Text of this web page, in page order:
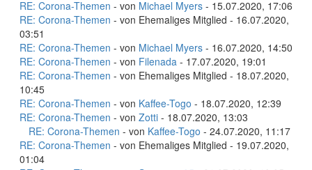
RE: Corona-Themen - von Michael Myers - 15.07.2020, 17:06
RE: Corona-Themen - von Ehemaliges Mitglied - 16.07.2020,
03:51
RE: Corona-Themen - von Michael Myers - 16.07.2020, 14:50
RE: Corona-Themen - von Filenada - 17.07.2020, 19:01
RE: Corona-Themen - von Ehemaliges Mitglied - 18.07.2020,
10:45
RE: Corona-Themen - von Kaffee-Togo - 18.07.2020, 12:39
RE: Corona-Themen - von Zotti - 18.07.2020, 13:03
RE: Corona-Themen - von Kaffee-Togo - 24.07.2020, 11:17
RE: Corona-Themen - von Ehemaliges Mitglied - 19.07.2020,
01:04